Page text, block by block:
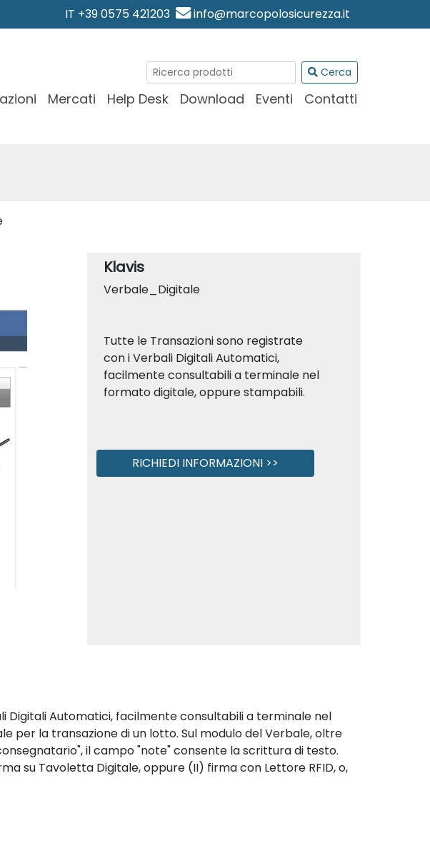
IT +39 0575 421203 info@marcopolosicurezza.it
Mercati Help Desk Download Eventi Contatti
Cerca
Klavis
Verbale_Digitale
Tutte le Transazioni sono registrate
con i Verbali Digitali Automatici,
facilmente consultabili a terminale nel
formato digitale, oppure stampabili.
RICHIEDI INFORMAZIONI >>
Digitali Automatici, facilmente consultabili a terminale nel
per la transazione di un lotto. Sul modulo del Verbale, oltre
il campo "note" consente la scrittura di testo.
su Tavoletta Digitale, oppure (II) firma con Lettore RFID, o,